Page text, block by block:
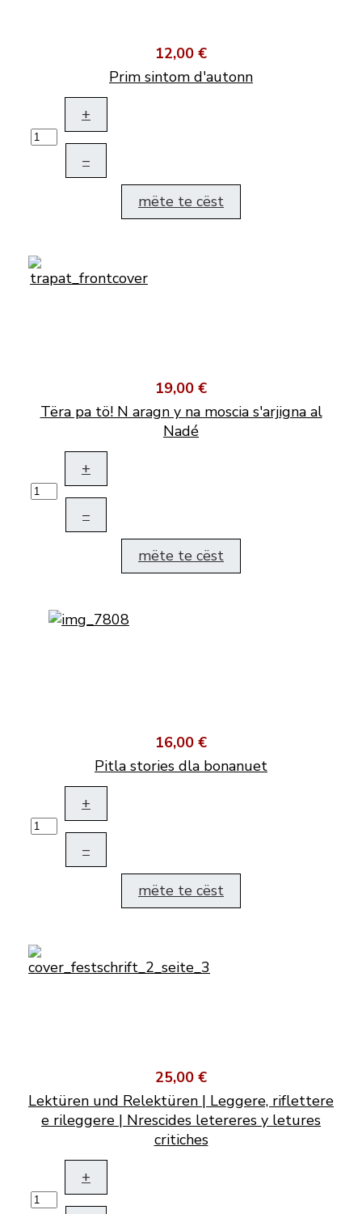
12,00 €
Prim sintom d'autonn
+
–
mëte te cëst
19,00 €
Tëra pa tö! N aragn y na moscia s'arjigna al
Nadé
+
–
mëte te cëst
16,00 €
Pitla stories dla bonanuet
+
–
mëte te cëst
25,00 €
Lektüren und Relektüren | Leggere, riflettere
e rileggere | Nrescides letereres y letures
critiches
+